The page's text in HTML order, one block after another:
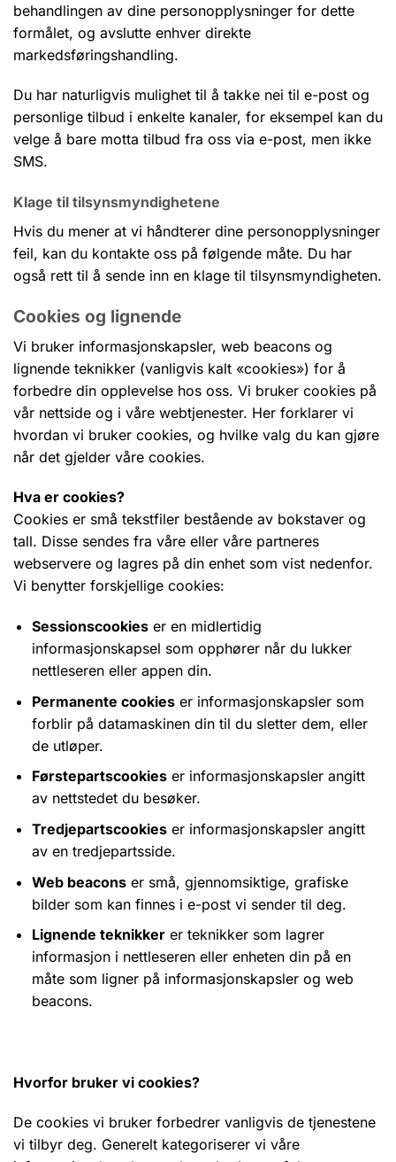
behandlingen av dine personopplysninger for dette
formålet, og avslutte enhver direkte
markedsføringshandling.
Du har naturligvis mulighet til å takke nei til e-post og
personlige tilbud i enkelte kanaler, for eksempel kan du
velge å bare motta tilbud fra oss via e-post, men ikke
SMS.
Klage til tilsynsmyndighetene
Hvis du mener at vi håndterer dine personopplysninger
feil, kan du kontakte oss på følgende måte. Du har
også rett til å sende inn en klage til tilsynsmyndigheten.
Cookies og lignende
Vi bruker informasjonskapsler, web beacons og
lignende teknikker (vanligvis kalt «cookies») for å
forbedre din opplevelse hos oss. Vi bruker cookies på
vår nettside og i våre webtjenester. Her forklarer vi
hvordan vi bruker cookies, og hvilke valg du kan gjøre
når det gjelder våre cookies.
Hva er cookies?
Cookies er små tekstfiler bestående av bokstaver og
tall. Disse sendes fra våre eller våre partneres
webservere og lagres på din enhet som vist nedenfor.
Vi benytter forskjellige cookies:
Sessionscookieser en midlertidig
informasjonskapsel som opphører når du lukker
nettleseren eller appen din.
Permanente cookieser informasjonskapsler som
forblir på datamaskinen din til du sletter dem, eller
de utløper.
Førstepartscookieser informasjonskapsler angitt
av nettstedet du besøker.
Tredjepartscookieser informasjonskapsler angitt
av en tredjepartsside.
Web beaconser små, gjennomsiktige, grafiske
bilder som kan finnes i e-post vi sender til deg.
Lignende teknikkerer teknikker som lagrer
informasjon i nettleseren eller enheten din på en
måte som ligner på informasjonskapsler og web
beacons.
Hvorfor bruker vi cookies?
De cookies vi bruker forbedrer vanligvis de tjenestene
vi tilbyr deg. Generelt kategoriserer vi våre